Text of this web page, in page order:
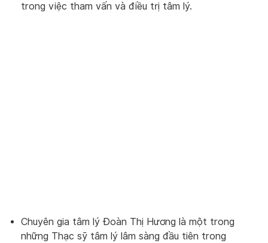
trong việc tham vấn và điều trị tâm lý.
Chuyên gia tâm lý Đoàn Thị Hương là một trong
những Thạc sỹ tâm lý lâm sàng đầu tiên trong